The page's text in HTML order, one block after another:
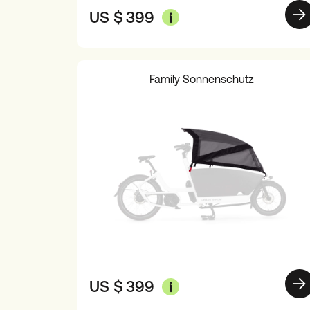
US $399
Family Sonnenschutz
US $399